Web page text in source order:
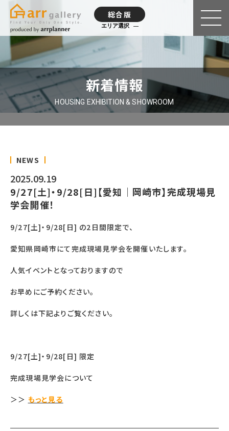
総合版
エリア選択
新着情報
HOUSING EXHIBITION & SHOWROOM
NEWS
2025.09.19
9/27[土]・9/28[日]【愛知｜岡崎市】完成現場見
学会開催！
9/27[土]・9/28[日] の2日間限定で、
愛知県岡崎市にて完成現場見学会を開催いたします。
人気イベントとなっておりますので
お早めにご予約ください。
詳しくは下記よりご覧ください。
9/27[土]・9/28[日] 限定
完成現場見学会について
＞＞ もっと見る